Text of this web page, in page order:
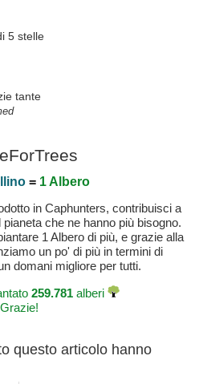
5 stelle
tante
= 1 Albero
in Caphunters, contribuisci a
che ne hanno più bisogno.
1 Albero di più, e grazie alla
un po' di più in termini di
domani migliore per tutti.
259.781 alberi
Grazie!
questo articolo hanno